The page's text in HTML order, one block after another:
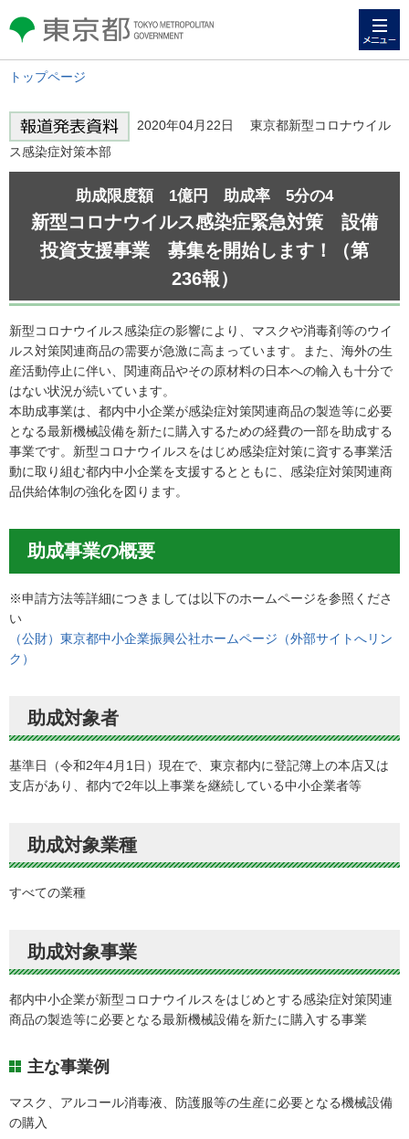
東京都 TOKYO METROPOLITAN
GOVERNMENT
トップページ
2020年04月22日 東京都新型コロナウイル
ス感染症対策本部
助成限度額 1億円 助成率 5分の4
新型コロナウイルス感染症緊急対策 設備
投資支援事業 募集を開始します！（第
236報）
新型コロナウイルス感染症の影響により、マスクや消毒剤等のウイ
ルス対策関連商品の需要が急激に高まっています。また、海外の生
産活動停止に伴い、関連商品やその原材料の日本への輸入も十分で
はない状況が続いています。
本助成事業は、都内中小企業が感染症対策関連商品の製造等に必要
となる最新機械設備を新たに購入するための経費の一部を助成する
事業です。新型コロナウイルスをはじめ感染症対策に資する事業活
動に取り組む都内中小企業を支援するとともに、感染症対策関連商
品供給体制の強化を図ります。
助成事業の概要
※申請方法等詳細につきましては以下のホームページを参照くださ
い
（公財）東京都中小企業振興公社ホームページ（外部サイトへリン
ク）
助成対象者
基準日（令和2年4月1日）現在で、東京都内に登記簿上の本店又は
支店があり、都内で2年以上事業を継続している中小企業者等
助成対象業種
すべての業種
助成対象事業
都内中小企業が新型コロナウイルスをはじめとする感染症対策関連
商品の製造等に必要となる最新機械設備を新たに購入する事業
主な事業例
マスク、アルコール消毒液、防護服等の生産に必要となる機械設備
の購入